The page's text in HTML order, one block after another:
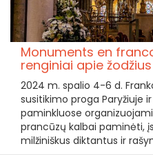
Monuments en
renginiai apie
2024 m. spalio 4-6 d.
susitikimo proga Paryžiuje
paminkluose
prancūzų kalbai paminėti,
milžiniškus diktantus ir